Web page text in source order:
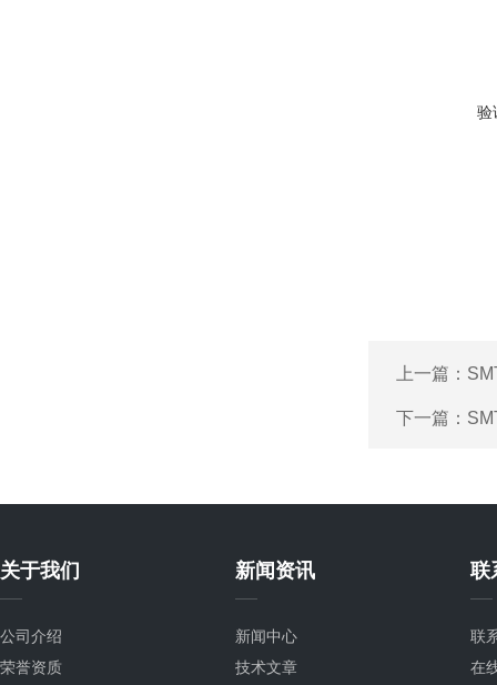
验
上一篇：
下一篇：
关于我们
公司介绍
荣誉资质
新闻资讯
新闻中心
技术文章
联
联
在